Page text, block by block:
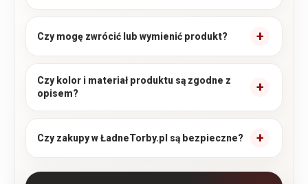
Czy mogę zwrócić lub wymienić produkt?
Czy kolor i materiał produktu są zgodne z
opisem?
Czy zakupy w ŁadneTorby.pl są bezpieczne?